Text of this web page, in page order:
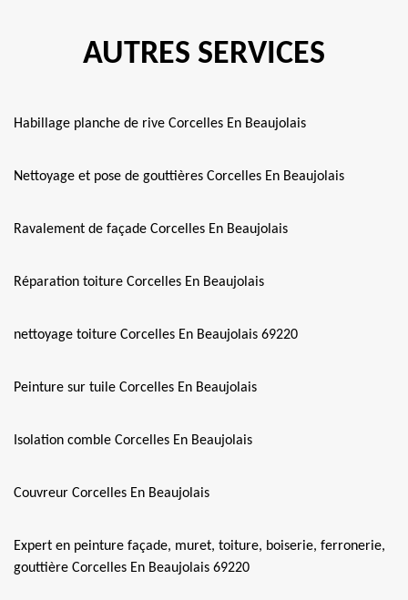
AUTRES SERVICES
Habillage planche de rive Corcelles En Beaujolais
Nettoyage et pose de gouttières Corcelles En Beaujolais
Ravalement de façade Corcelles En Beaujolais
Réparation toiture Corcelles En Beaujolais
nettoyage toiture Corcelles En Beaujolais 69220
Peinture sur tuile Corcelles En Beaujolais
Isolation comble Corcelles En Beaujolais
Couvreur Corcelles En Beaujolais
Expert en peinture façade, muret, toiture, boiserie, ferronerie,
gouttière Corcelles En Beaujolais 69220